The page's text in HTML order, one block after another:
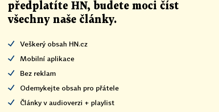
předplatíte HN, budete moci číst
všechny naše články.
Veškerý obsah HN.cz
Mobilní aplikace
Bez reklam
Odemykejte obsah pro přátele
Články v audioverzi + playlist